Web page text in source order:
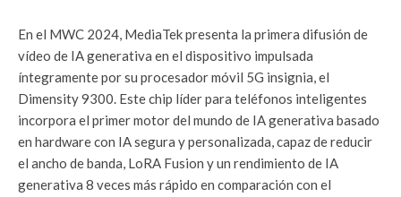
En el MWC 2024, MediaTek presenta la primera difusión de
vídeo de IA generativa en el dispositivo impulsada
íntegramente por su procesador móvil 5G insignia, el
Dimensity 9300. Este chip líder para teléfonos inteligentes
incorpora el primer motor del mundo de IA generativa basado
en hardware con IA segura y personalizada, capaz de reducir
el ancho de banda, LoRA Fusion y un rendimiento de IA
generativa 8 veces más rápido en comparación con el